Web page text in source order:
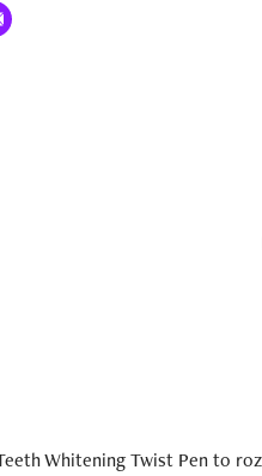
na facebook
do przyjaciela
Whitening Twist Pen to